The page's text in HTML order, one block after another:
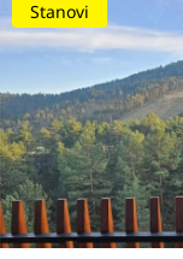
Stanovi